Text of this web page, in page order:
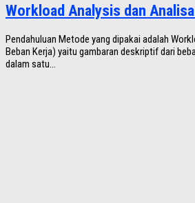
Workload Analysis dan
Pendahuluan Metode yang dipakai adalah
Beban Kerja) yaitu gambaran deskriptif dari
dalam satu...